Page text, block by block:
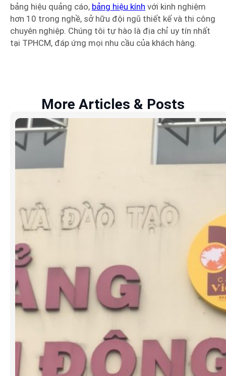
bảng hiệu quảng cáo, bảng hiệu kính với kinh nghiệm
hơn 10 trong nghề, sở hữu đội ngũ thiết kế và thi công
chuyên nghiệp. Chúng tôi tự hào là địa chỉ uy tín nhất
tại TPHCM, đáp ứng mọi nhu cầu của khách hàng.
More Articles & Posts